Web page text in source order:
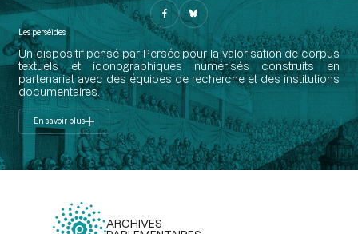
Les perséides
Un dispositif pensé par Persée pour la valorisation de corpus
textuels et iconographiques numérisés construits en
partenariat avec des équipes de recherche et des institutions
documentaires.
En savoir plus
ARCHIVES